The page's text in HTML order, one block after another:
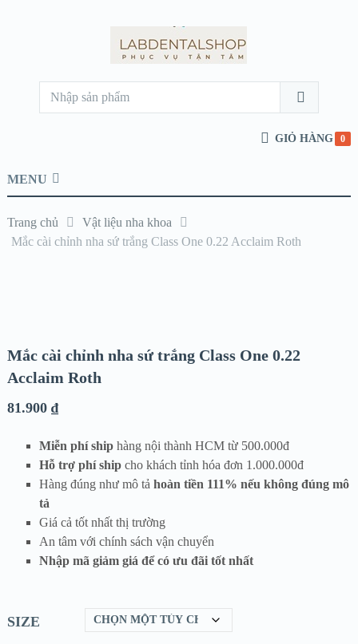
GIỎ HÀNG 0
MENU
Trang chủ
Vật liệu nha khoa
Mắc cài chỉnh nha sứ trắng Class One 0.22 Acclaim Roth
Mắc cài chỉnh nha sứ trắng Class One 0.22
Acclaim Roth
81.900 ₫
Miễn phí shiphàng nội thành HCM từ 500.000đ
Hỗ trợ phí shipcho khách tỉnh hóa đơn 1.000.000đ
Hàng đúng như mô tả hoàn tiền 111% nếu không đúng mô
tả
Giá cả tốt nhất thị trường
An tâm với chính sách vận chuyển
Nhập mã giảm giá để có ưu đãi tốt nhất
SIZE